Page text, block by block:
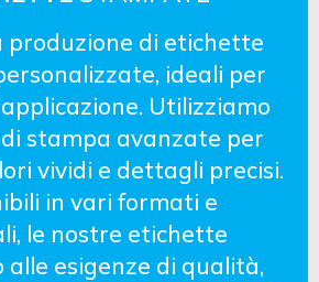
produzione di etichette
ideali per
Utilizziamo
stampa avanzate per
vividi e dettagli precisi.
in vari formati e
le nostre etichette
alle esigenze di qualità,